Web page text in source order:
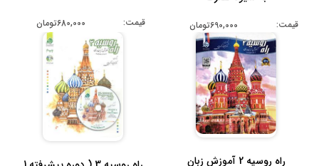
قیمت: 690,000تومان قیمت: 680,000تومان
راه روسیه 2 آموزش زبان